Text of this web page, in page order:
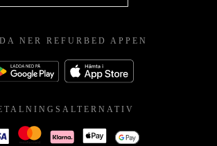
NER REFURBED APPEN